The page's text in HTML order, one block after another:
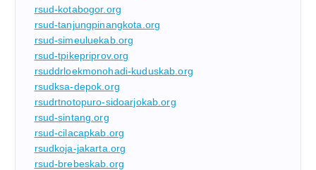
rsud-kotabogor.org
rsud-tanjungpinangkota.org
rsud-simeuluekab.org
rsud-tpikepriprov.org
rsuddrloekmonohadi-kuduskab.org
rsudksa-depok.org
rsudrtnotopuro-sidoarjokab.org
rsud-sintang.org
rsud-cilacapkab.org
rsudkoja-jakarta.org
rsud-brebeskab.org